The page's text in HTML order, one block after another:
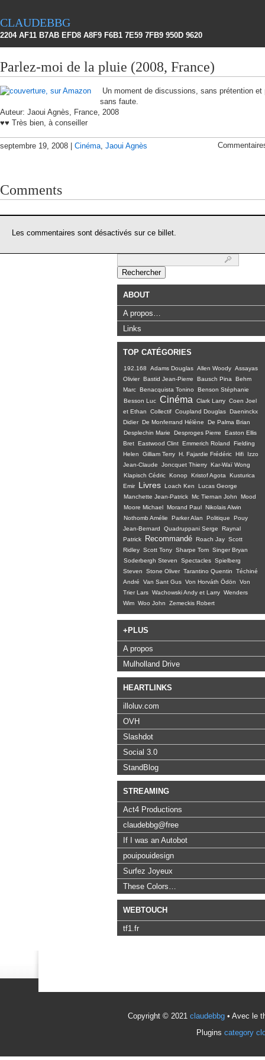
claudebbg
2204 AF11 B7AB EFD8 A8F9 F6B1 7E59 7FB9 950D 9620
Parlez-moi de la pluie (2008, France)
Un moment de discussions, sans prétention et
sans faute.
Auteur: Jaoui Agnès, France, 2008
♥♥ Très bien, à conseiller
septembre 19, 2008 | Cinéma, Jaoui Agnès
Comments
Les commentaires sont désactivés sur ce billet.
ABOUT
A propos…
Links
TOP CATÉGORIES
192.168 Adams Douglas Allen Woody Assayas
Olivier Bastid Jean-Pierre Bausch Pina
Behm
Marc Benacquista Tonino
Benson Stéphanie
Besson Luc Cinéma Clark Larry Coen Joel
et Ethan
Collectif Coupland Douglas Daeninckx
Didier De Monferrand Hélène
De Palma Brian
Desplechin Marie
Desproges Pierre
Easton Ellis
Bret Eastwood Clint Emmerich Roland
Fielding
Helen
Gilliam Terry H. Fajardie Frédéric Hifi
Izzo
Jean-Claude
Joncquet Thierry Kar-Waï Wong
Klapisch Cédric Konop Kristof Agota
Kusturica
Emir
Livres Loach Ken
Lucas George
Manchette Jean-Patrick Mc Tiernan John
Mood
Moore Michael Morand Paul Nikolais Alwin
Nothomb Amélie
Parker Alan Politique
Pouy
Jean-Bernard
Quadruppani Serge
Raynal
Patrick
Recommandé Roach Jay Scott
Ridley Scott Tony Sharpe Tom Singer Bryan
Soderbergh Steven
Spectacles Spielberg
Steven
Stone Oliver Tarantino Quentin
Téchiné
André
Van Sant Gus Von Horváth Ödön
Von
Trier Lars Wachowski Andy et Larry Wenders
Wim Woo John Zemeckis Robert
+PLUS
A propos
Mulholland Drive
HEARTLINKS
illoluv.com
OVH
Slashdot
Social 3.0
StandBlog
STREAMING
Act4 Productions
claudebbg@free
If I was an Autobot
pouipouidesign
Surfez Joyeux
These Colors…
WEBTOUCH
tf1.fr
Copyright © 2021 claudebbg • Avec le
Plugins category